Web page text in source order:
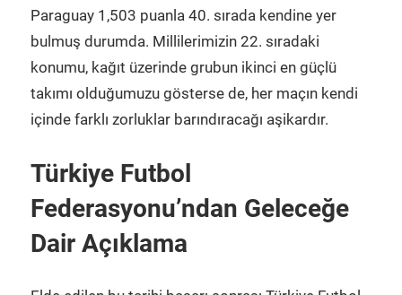
Paraguay 1,503 puanla 40. sırada kendine yer
bulmuş durumda. Millilerimizin 22. sıradaki
konumu, kağıt üzerinde grubun ikinci en güçlü
takımı olduğumuzu gösterse de, her maçın kendi
içinde farklı zorluklar barındıracağı aşikardır.
Türkiye Futbol
Federasyonu’ndan Geleceğe
Dair Açıklama